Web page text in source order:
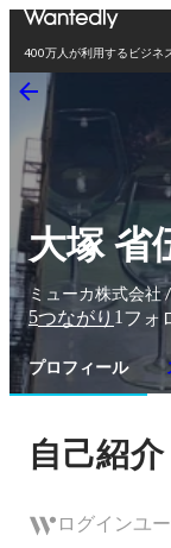
400万人が利用するビジネ
大塚 省
ミューカ株式会社
5つながり 1 フォ
プロフィール
自己紹介
ログインユ